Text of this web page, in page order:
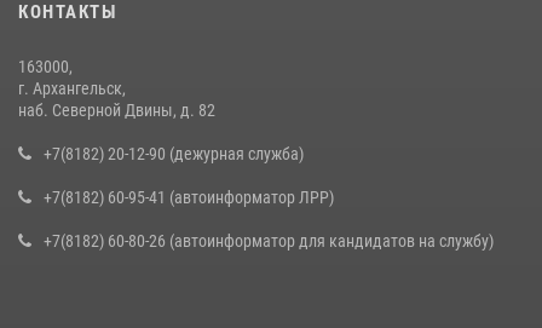
КОНТАКТЫ
163000,
г. Архангельск,
наб. Северной Двины, д. 82
+7(8182) 20-12-90 (дежурная служба)
+7(8182) 60-95-41 (автоинформатор ЛРР)
+7(8182) 60-80-26 (автоинформатор для кандидатов на службу)